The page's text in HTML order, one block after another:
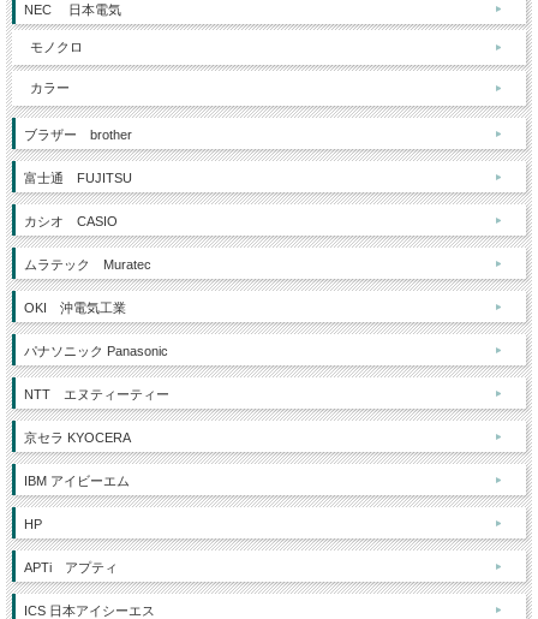
NEC 日本電気
モノクロ
カラー
ブラザー brother
富士通 FUJITSU
カシオ CASIO
ムラテック Muratec
OKI 沖電気工業
パナソニック Panasonic
NTT エヌティーティー
京セラ KYOCERA
IBM アイビーエム
HP
APTi アプティ
ICS 日本アイシーエス